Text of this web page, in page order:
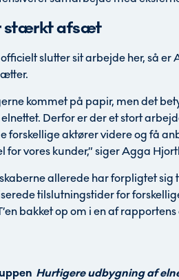
stærkt afsæt
officielt slutter sit arbejde her, så
kommet på papir, men det
Derfor er der et stort
forskellige aktører videre og få
for vores kunder,” siger Agga
allerede har forpligtet
tilslutningstider for
bakket op om i en af
Hurtigere udbygning af